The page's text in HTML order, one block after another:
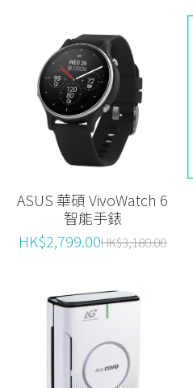
ASUS 華碩 VivoWatch 6
智能手錶
HK$2,799.00HK$3,180.00